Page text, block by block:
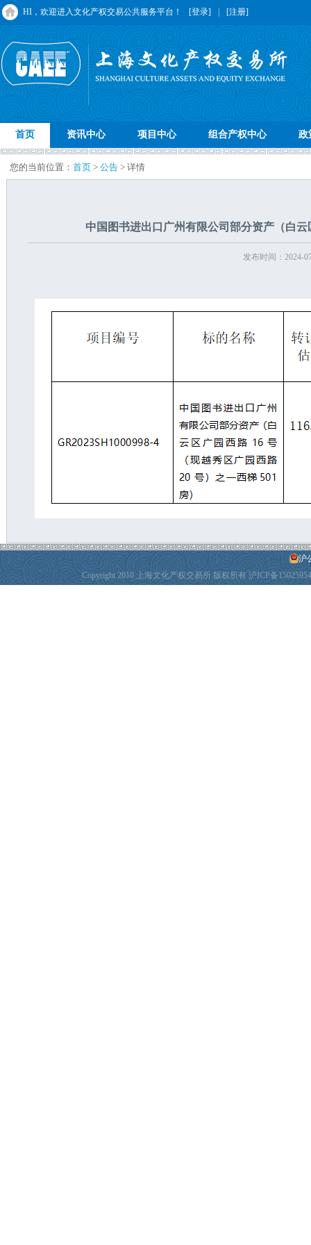
HI，欢迎进入文化产权交易公共服务平台！ [登录] [注册]
首页 资讯中心 项目中心 组合产权中心 政
您的当前位置： 首页 > 公告 > 详情
中国图书进出口广州有限公司部分资产（白
发布时间：2024-
沪
Copyright 2010 上海文化产权交易所 版权所有沪ICP备